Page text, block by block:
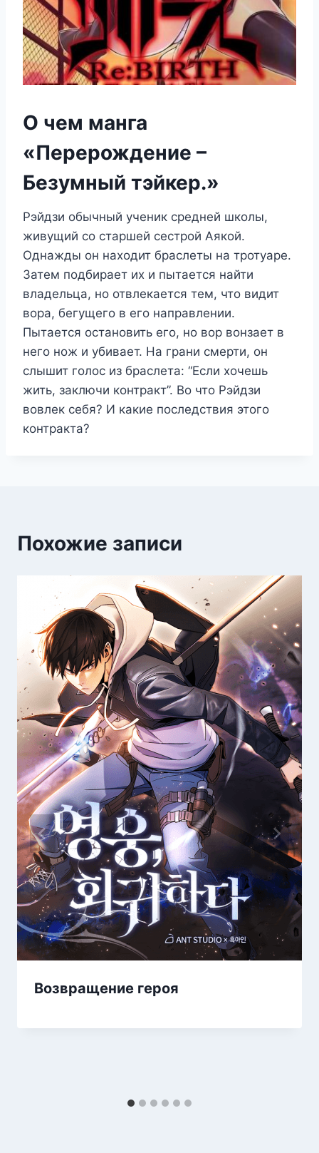
О чем манга
«Перерождение –
Безумный тэйкер.»
Рэйдзи обычный ученик средней школы,
живущий со старшей сестрой Аякой.
Однажды он находит браслеты на тротуаре.
Затем подбирает их и пытается найти
владельца, но отвлекается тем, что видит
вора, бегущего в его направлении.
Пытается остановить его, но вор вонзает в
него нож и убивает. На грани смерти, он
слышит голос из браслета: “Если хочешь
жить, заключи контракт”. Во что Рэйдзи
вовлек себя? И какие последствия этого
контракта?
Похожие записи
Возвращение героя